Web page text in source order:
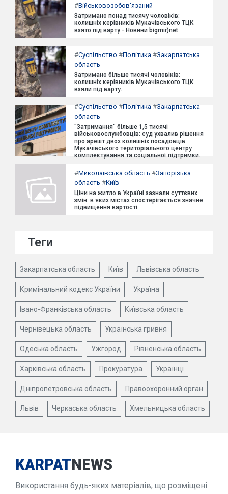
#Військовозобов'язаний
Затримано понад тисячу чоловіків:
колишніх керівників Мукачівського ТЦК
взято під варту - Новини bigmir)net
#Суспільство #Політика #Закарпатська
область
Затримано більше тисячі чоловіків:
колишніх керівників Мукачівського ТЦК
взяли під варту.
#Суспільство #Політика #Закарпатська
область
"Затримання" більше 1,5 тисячі
військовослужбовців: суд ухвалив рішення
про арешт двох колишніх посадовців
Мукачівського територіального центру
комплектування та соціальної підтримки.
#Миколаївська область #Запорізька
область #Київ
Ціни на житло в Україні зазнали суттєвих
змін: в яких містах спостерігається значне
підвищення вартості.
Теги
Закарпатська область Київ Львівська область
Кримінальний кодекс України Україна
Івано-Франківська область Київська область
Чернівецька область Українська гривня
Одеська область Ужгород Рівненська область
Харківська область Прокуратура Українці
Дніпропетровська область Правоохоронний орган
Львів Черкаська область Хмельницька область
KARPATNEWS
Використання будь-яких матеріалів, що розміщені